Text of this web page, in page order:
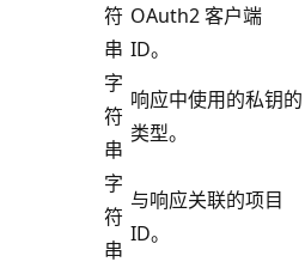
符
串
OAuth2 客户端
ID。
字
符
串
响应中使用的私钥的
类型。
字
符
串
与响应关联的项目
ID。